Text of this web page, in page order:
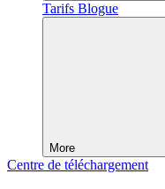
Tarifs Blogue
More
Centre de téléchargement